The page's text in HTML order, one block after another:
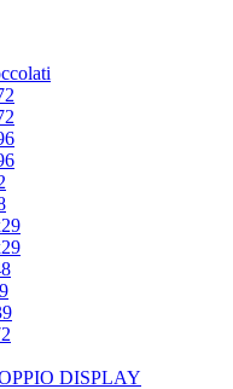
DISPLAY